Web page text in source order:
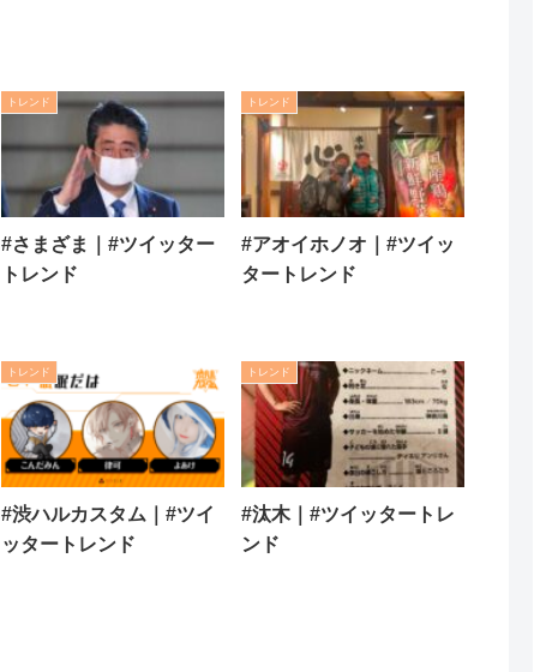
トレンド
#さまざま｜#ツイッター
トレンド
トレンド
#アオイホノオ｜#ツイッ
タートレンド
トレンド
#渋ハルカスタム｜#ツイ
ッタートレンド
トレンド
#汰木｜#ツイッタートレ
ンド